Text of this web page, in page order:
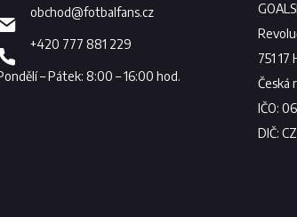
obchod@fotbalfans.cz
+420 777 881 229